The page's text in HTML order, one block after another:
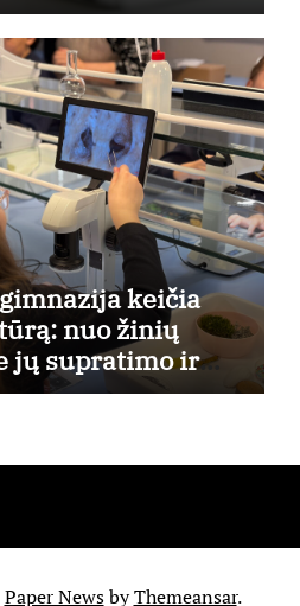
keičia
nuo žinių
jų supratimo ir
Paper NewsbyThemeansar.